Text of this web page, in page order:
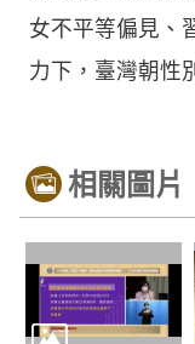
女不平等偏見、
力下，臺灣朝性
相關圖片